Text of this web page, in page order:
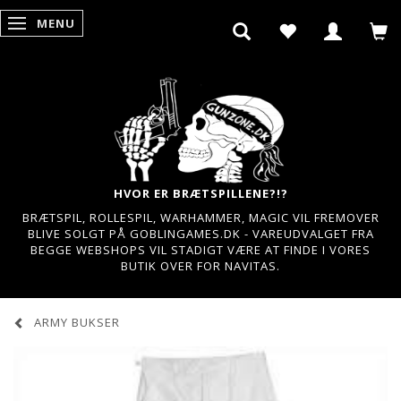
SKIFTE NAVIGATION
MENU
HVOR ER BRÆTSPILLENE?!?
BRÆTSPIL, ROLLESPIL, WARHAMMER, MAGIC VIL FREMOVER
BLIVE SOLGT PÅ GOBLINGAMES.DK - VAREUDVALGET FRA
BEGGE WEBSHOPS VIL STADIGT VÆRE AT FINDE I VORES
BUTIK OVER FOR NAVITAS.
ARMY BUKSER